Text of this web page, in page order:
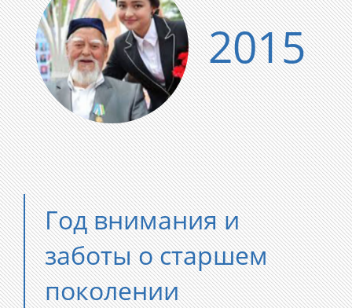
2015
Год внимания и
заботы о старшем
поколении